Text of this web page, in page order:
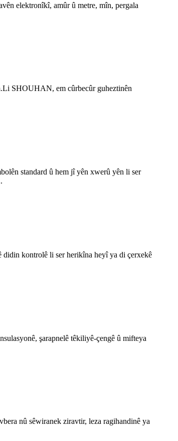
elektronîkî, amûr û metre, mîn, pergala
SHOUHAN, em cûrbecûr guheztinên
standard û hem jî yên xwerû yên li ser
kontrolê li ser herikîna heyî ya di çerxekê
şarapnelê têkiliyê-çengê û mifteya
nû sêwiranek ziravtir, leza ragihandinê ya